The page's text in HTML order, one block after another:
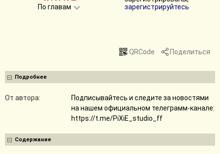
По главам
зарегистрируйтесь
QRCode Поделиться
Подробнее
От автора:
Подписывайтесь и следите за новостями
на нашем официальном телеграмм-канале:
https://t.me/PiXiE_studio_ff
Содержание